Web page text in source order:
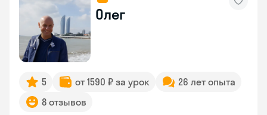
Олег
5 от 1590 ₽ за урок
26 лет опыта
8 отзывов